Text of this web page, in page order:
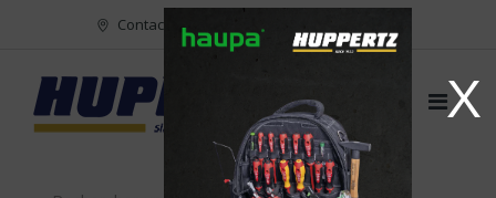
X
Vers le content Contact